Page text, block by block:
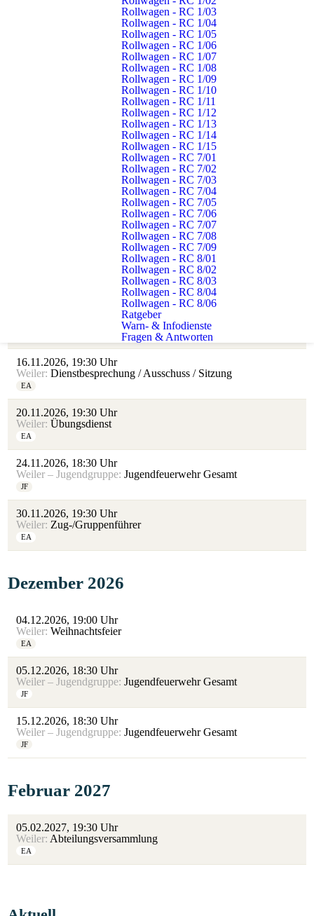
Rollwagen - RC 1/03
Rollwagen - RC 1/04
Rollwagen - RC 1/05
Rollwagen - RC 1/06
Rollwagen - RC 1/07
Rollwagen - RC 1/08
Rollwagen - RC 1/09
Rollwagen - RC 1/10
Rollwagen - RC 1/11
Rollwagen - RC 1/12
Rollwagen - RC 1/13
Rollwagen - RC 1/14
Rollwagen - RC 1/15
Rollwagen - RC 7/01
Rollwagen - RC 7/02
Rollwagen - RC 7/03
Rollwagen - RC 7/04
Rollwagen - RC 7/05
Rollwagen - RC 7/06
Rollwagen - RC 7/07
Rollwagen - RC 7/08
Rollwagen - RC 7/09
Rollwagen - RC 8/01
Rollwagen - RC 8/02
Rollwagen - RC 8/03
Rollwagen - RC 8/04
Rollwagen - RC 8/06
Ratgeber
Warn- & Infodienste
Fragen & Antworten
Weiler – Jugendgruppe:Lampionumzug
November 2026
Weiler – Jugendgruppe:Jugendfeuerwehr Gruppe 1
Weiler – Jugendgruppe:Jugendfeuerwehr Gesamt
Weiler – Jugendgruppe:Jugendfeuerwehr Gruppe 2
16.11.2026, 19:30 Uhr
Weiler: Dienstbesprechung / Ausschuss / Sitzung
EA
20.11.2026, 19:30 Uhr
Weiler: Übungsdienst
EA
24.11.2026, 18:30 Uhr
Weiler – Jugendgruppe: Jugendfeuerwehr Gesamt
JF
30.11.2026, 19:30 Uhr
Weiler: Zug-/Gruppenführer
EA
Dezember 2026
04.12.2026, 19:00 Uhr
Weiler: Weihnachtsfeier
EA
05.12.2026, 18:30 Uhr
Weiler – Jugendgruppe: Jugendfeuerwehr Gesamt
JF
15.12.2026, 18:30 Uhr
Weiler – Jugendgruppe: Jugendfeuerwehr Gesamt
JF
Februar 2027
05.02.2027, 19:30 Uhr
Weiler: Abteilungsversammlung
EA